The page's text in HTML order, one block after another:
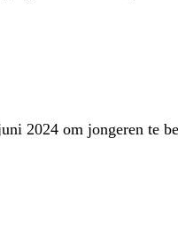
2024 om jongeren te